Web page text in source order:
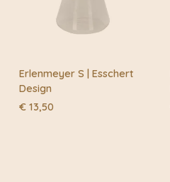
Erlenmeyer S | Esschert
Design
€ 13,50